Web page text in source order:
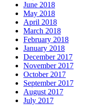
June 2018
May 2018
April 2018
March 2018
February 2018
January 2018
December 2017
November 2017
October 2017
September 2017
August 2017
July 2017